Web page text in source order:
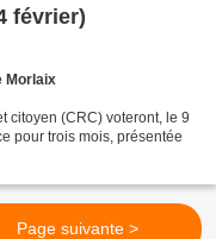
février)
Morlaix
citoyen (CRC) voteront, le 9
pour trois mois, présentée
Page suivante >